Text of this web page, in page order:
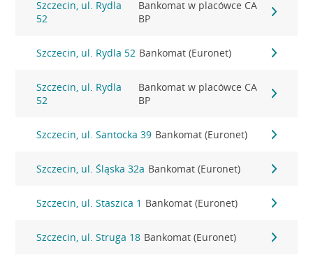
Szczecin, ul. Rydla
52
Bankomat w placówce CA
BP
Szczecin, ul. Rydla 52 Bankomat (Euronet)
Szczecin, ul. Rydla
52
Bankomat w placówce CA
BP
Szczecin, ul. Santocka 39 Bankomat (Euronet)
Szczecin, ul. Śląska 32a Bankomat (Euronet)
Szczecin, ul. Staszica 1 Bankomat (Euronet)
Szczecin, ul. Struga 18 Bankomat (Euronet)